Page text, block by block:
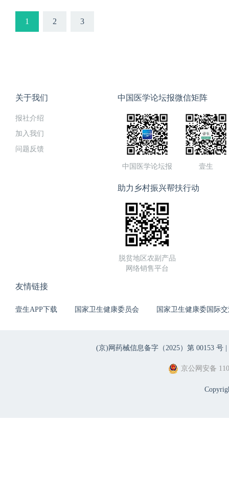
1 2 3
关于我们
报社介绍
加入我们
问题反馈
中国医学论坛报微信矩阵
中国医学论坛报 壹生
助力乡村振兴帮扶行动
脱贫地区农副产品
网络销售平台
友情链接
壹生APP下载 国家卫生健康委员会 国家卫生健康委国际
(京)网药械信息备字（2025）第 00153 号 |
京公网安备